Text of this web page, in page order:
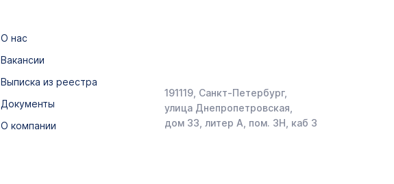
О нас
Вакансии
Выписка из реестра
Документы
О компании
191119, Санкт-Петербург,
улица Днепропетровская,
дом 33, литер А, пом. 3Н, каб 3